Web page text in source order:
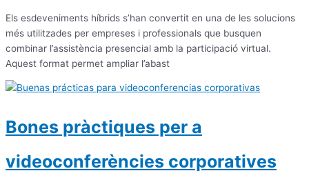
Els esdeveniments híbrids s’han convertit en una de les solucions
més utilitzades per empreses i professionals que busquen
combinar l’assistència presencial amb la participació virtual.
Aquest format permet ampliar l’abast
Bones pràctiques per a
videoconferències corporatives